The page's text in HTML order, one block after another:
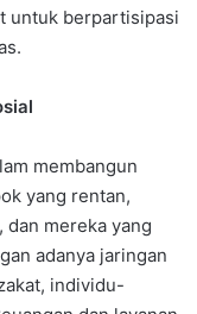
untuk berpartisipasi
membangun
yang rentan,
mereka yang
adanya jaringan
individu-